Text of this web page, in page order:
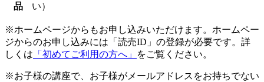
品
い）
※ホームページからもお申し込みいただけます。ホームペー
ジからのお申し込みには「読売ID」の登録が必要です。詳
しくは 「初めてご利用の方へ」 をご覧ください。
※お子様の講座で、お子様がメールアドレスをお持ちでない